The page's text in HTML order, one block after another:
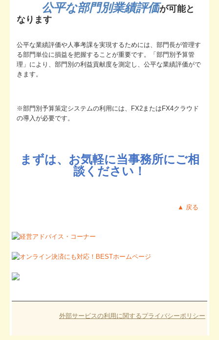
公平な部門別業績評価が可能と
なります
公平な業績評価や人事考課を実現するためには、部門長が管理す
る部門単位に損益を把握することが重要です。「部門別予算管
理」により、部門別の利益貢献度を測定し、公平な業績評価がで
きます。
※部門別予算策定システムの利用には、FX2またはFX4クラウド
の導入が必要です。
まずは、お気軽に当事務所にご相
談ください！
▲ 戻る
外部サービスの利用に関するプライバシーポリシー